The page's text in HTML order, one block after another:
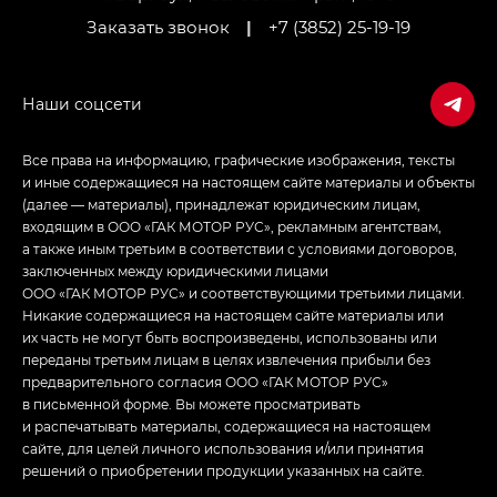
Empow — Эмпау (Empow) в комплектации
Заказать звонок
| +7 (3852) 25-19-19
Все права на информацию, графические изображения, тексты
и иные содержащиеся на настоящем сайте материалы и объекты
(далее — материалы), принадлежат юридическим лицам,
входящим в ООО «ГАК МОТОР РУС», рекламным агентствам,
а также иным третьим в соответствии с условиями договоров,
заключенных между юридическими лицами
ООО «ГАК МОТОР РУС» и соответствующими третьими лицами.
Никакие содержащиеся на настоящем сайте материалы или
их часть не могут быть воспроизведены, использованы или
переданы третьим лицам в целях извлечения прибыли без
предварительного согласия ООО «ГАК МОТОР РУС»
в письменной форме. Вы можете просматривать
и распечатывать материалы, содержащиеся на настоящем
сайте, для целей личного использования и/или принятия
решений о приобретении продукции указанных на сайте.